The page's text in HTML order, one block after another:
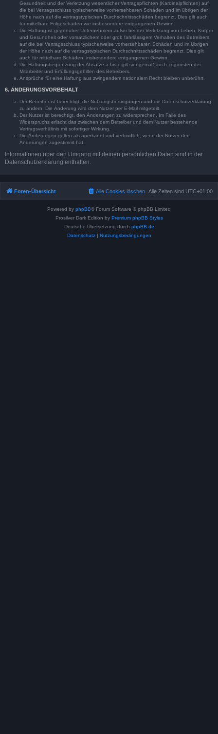
Gesundheit und der Verletzung wesentlicher Vertragspflichten (Kardinalpflichten) auf
die bei Vertragsschluss typischerweise vorhersehbaren Schäden und im übrigen der
Höhe nach auf die vertragstypischen Durchschnittsschäden begrenzt. Dies gilt auch
für mittelbare Folgeschäden wie insbesondere entgangenen Gewinn.
Die Haftung ist gegenüber Unternehmern außer bei der Verletzung von Leben, Körper
und Gesundheit oder vorsätzlichem oder grob fahrlässigem Verhalten des Betreibers
auf die bei Vertragsschluss typischerweise vorhersehbaren Schäden und im Übrigen
der Höhe nach auf die vertragstypischen Durchschnittsschäden begrenzt. Dies gilt
auch für mittelbare Schäden, insbesondere entgangenen Gewinn.
Die Haftungsbegrenzung der Absätze a bis c gilt sinngemäß auch zugunsten der
Mitarbeiter und Erfüllungsgehilfen des Betreibers.
Ansprüche für eine Haftung aus zwingendem nationalem Recht bleiben unberührt.
6. ÄNDERUNGSVORBEHALT
Der Betreiber ist berechtigt, die Nutzungsbedingungen und die Datenschutzerklärung
zu ändern. Die Änderung wird dem Nutzer per E-Mail mitgeteilt.
Der Nutzer ist berechtigt, den Änderungen zu widersprechen. Im Falle des
Widerspruchs erlischt das zwischen dem Betreiber und dem Nutzer bestehende
Vertragsverhältnis mit sofortiger Wirkung.
Die Änderungen gelten als anerkannt und verbindlich, wenn der Nutzer den
Änderungen zugestimmt hat.
Informationen über den Umgang mit deinen persönlichen Daten sind in der
Datenschutzerklärung enthalten.
Foren-Übersicht Alle Zeiten sind UTC+01:00
Alle Cookies löschen
Powered by phpBB® Forum Software © phpBB Limited
Prosilver Dark Edition by Premium phpBB Styles
Deutsche Übersetzung durch phpBB.de
Datenschutz| Nutzungsbedingungen